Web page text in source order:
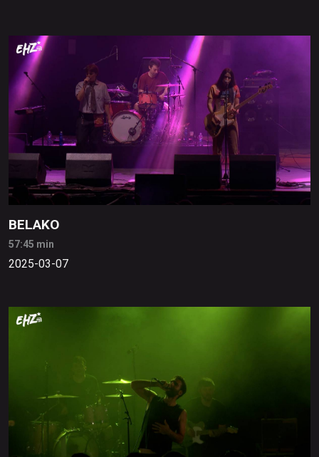
BELAKO
57:45 min
2025-03-07